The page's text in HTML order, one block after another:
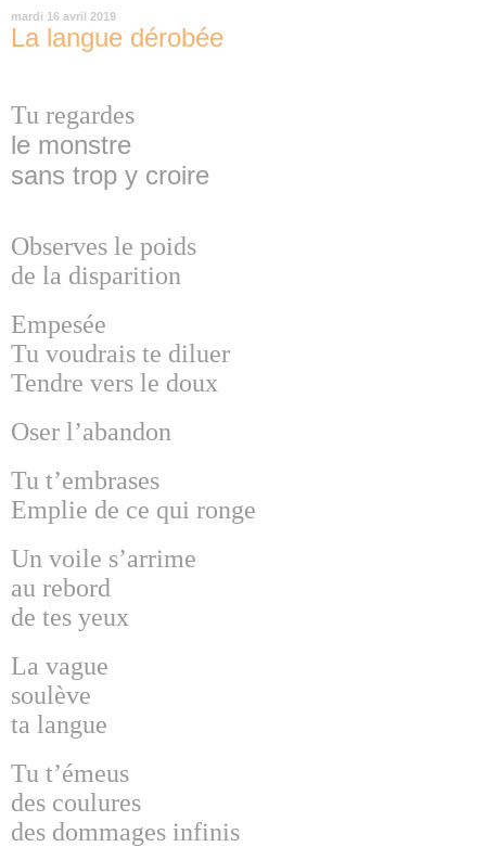
mardi 16 avril 2019
La langue dérobée
Tu regardes
le monstre
sans trop y croire
Observes le poids
de la disparition
Empesée
Tu voudrais te diluer
Tendre vers le doux
Oser l’abandon
Tu t’embrases
Emplie de ce qui ronge
Un voile s’arrime
au rebord
de tes yeux
La vague
soulève
ta langue
Tu t’émeus
des coulures
des dommages infinis